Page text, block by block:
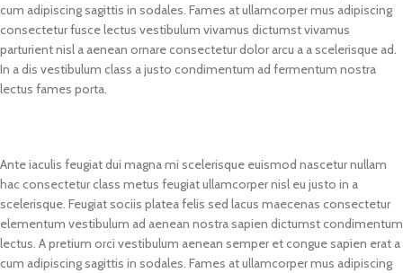
cum adipiscing sagittis in sodales. Fames at ullamcorper mus adipiscing
consectetur fusce lectus vestibulum vivamus dictumst vivamus
parturient nisl a aenean ornare consectetur dolor arcu a a scelerisque ad.
In a dis vestibulum class a justo condimentum ad fermentum nostra
lectus fames porta.
Ante iaculis feugiat dui magna mi scelerisque euismod nascetur nullam
hac consectetur class metus feugiat ullamcorper nisl eu justo in a
scelerisque. Feugiat sociis platea felis sed lacus maecenas consectetur
elementum vestibulum ad aenean nostra sapien dictumst condimentum
lectus. A pretium orci vestibulum aenean semper et congue sapien erat a
cum adipiscing sagittis in sodales. Fames at ullamcorper mus adipiscing